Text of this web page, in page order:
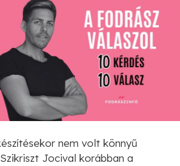
nem volt könnyű
Jocival korábban a